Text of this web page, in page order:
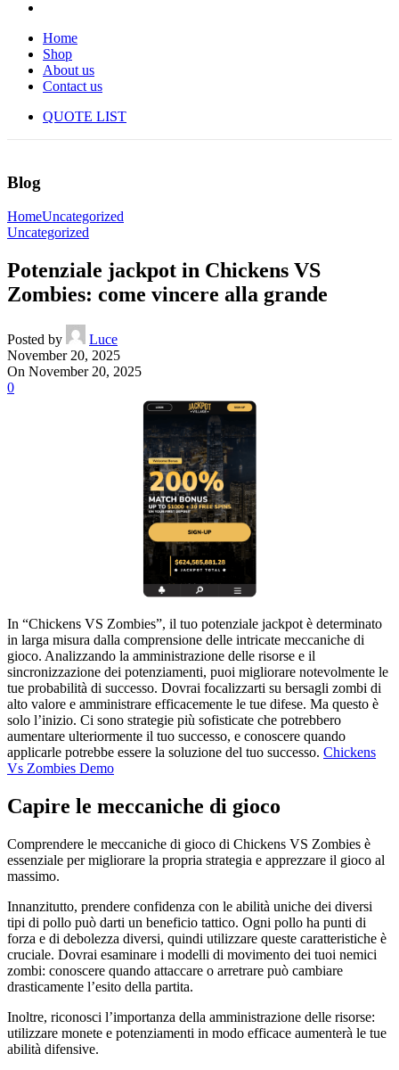
Home
Shop
About us
Contact us
QUOTE LIST
Blog
HomeUncategorized
Uncategorized
Potenziale jackpot in Chickens VS
Zombies: come vincere alla grande
Posted by
Luce
November 20, 2025
On November 20, 2025
0
In “Chickens VS Zombies”, il tuo potenziale jackpot è determinato
in larga misura dalla comprensione delle intricate meccaniche di
gioco. Analizzando la amministrazione delle risorse e il
sincronizzazione dei potenziamenti, puoi migliorare notevolmente le
tue probabilità di successo. Dovrai focalizzarti su bersagli zombi di
alto valore e amministrare efficacemente le tue difese. Ma questo è
solo l’inizio. Ci sono strategie più sofisticate che potrebbero
aumentare ulteriormente il tuo successo, e conoscere quando
applicarle potrebbe essere la soluzione del tuo successo. Chickens
Vs Zombies Demo
Capire le meccaniche di gioco
Comprendere le meccaniche di gioco di Chickens VS Zombies è
essenziale per migliorare la propria strategia e apprezzare il gioco al
massimo.
Innanzitutto, prendere confidenza con le abilità uniche dei diversi
tipi di pollo può darti un beneficio tattico. Ogni pollo ha punti di
forza e di debolezza diversi, quindi utilizzare queste caratteristiche è
cruciale. Dovrai esaminare i modelli di movimento dei tuoi nemici
zombi: conoscere quando attaccare o arretrare può cambiare
drasticamente l’esito della partita.
Inoltre, riconosci l’importanza della amministrazione delle risorse:
utilizzare monete e potenziamenti in modo efficace aumenterà le tue
abilità difensive.